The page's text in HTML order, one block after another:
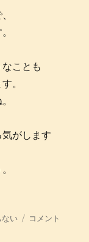
ことも
。
がします
ない
POWER
コメント